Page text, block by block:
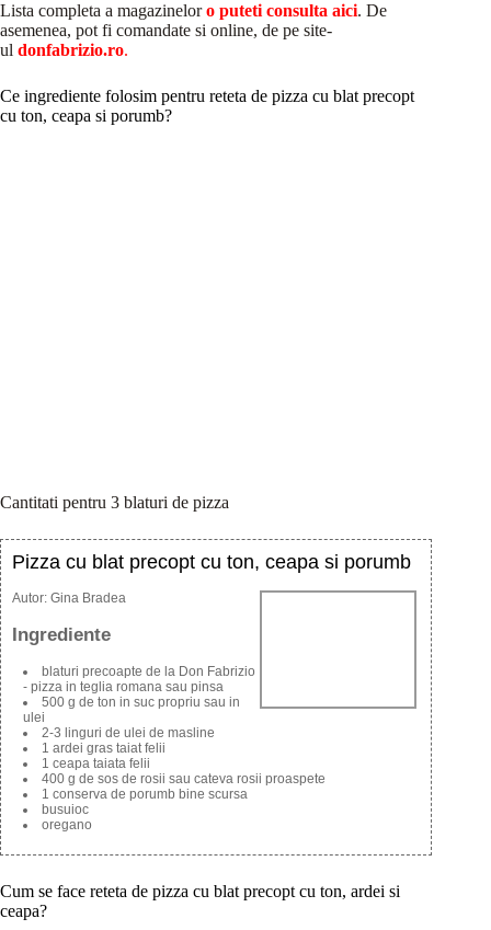
Lista completa a magazineloro puteti consulta aici. De
asemenea, pot fi comandate si online, de pe site-
ul donfabrizio.ro.
Ce ingrediente folosim pentru reteta de pizza cu blat precopt
cu ton, ceapa si porumb?
Cantitati pentru 3 blaturi de pizza
Pizza cu blat precopt cu ton, ceapa si porumb
Autor: Gina Bradea
Ingrediente
blaturi precoapte de la Don Fabrizio
- pizza in teglia romana sau pinsa
500 g de ton in suc propriu sau in
ulei
2-3 linguri de ulei de masline
1 ardei gras taiat felii
1 ceapa taiata felii
400 g de sos de rosii sau cateva rosii proaspete
1 conserva de porumb bine scursa
busuioc
oregano
Cum se face reteta de pizza cu blat precopt cu ton, ardei si
ceapa?